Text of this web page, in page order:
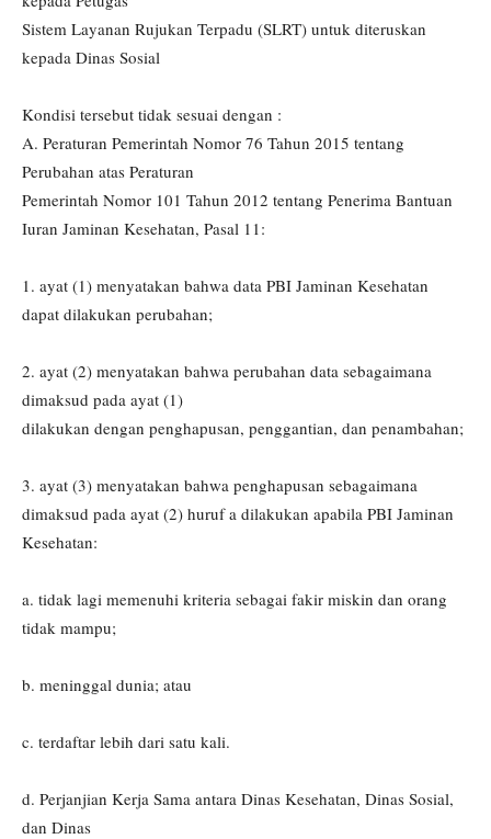
Sistem Layanan Rujukan Terpadu (SLRT) untuk diteruskan
kepada Dinas Sosial
Kondisi tersebut tidak sesuai dengan :
A. Peraturan Pemerintah Nomor 76 Tahun 2015 tentang
Perubahan atas Peraturan
Pemerintah Nomor 101 Tahun 2012 tentang Penerima Bantuan
Iuran Jaminan Kesehatan, Pasal 11:
1. ayat (1) menyatakan bahwa data PBI Jaminan Kesehatan
dapat dilakukan perubahan;
2. ayat (2) menyatakan bahwa perubahan data sebagaimana
dimaksud pada ayat (1)
dilakukan dengan penghapusan, penggantian, dan penambahan;
3. ayat (3) menyatakan bahwa penghapusan sebagaimana
dimaksud pada ayat (2) huruf a dilakukan apabila PBI Jaminan
Kesehatan:
a. tidak lagi memenuhi kriteria sebagai fakir miskin dan orang
tidak mampu;
b. meninggal dunia; atau
c. terdaftar lebih dari satu kali.
d. Perjanjian Kerja Sama antara Dinas Kesehatan, Dinas Sosial,
dan Dinas